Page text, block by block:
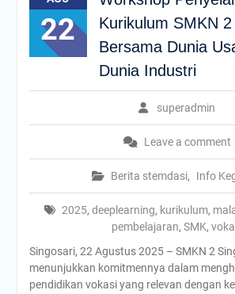
22
Kurikulum SMKN
Bersama Dunia
Dunia Industri
superadmin
Leave a comment
Berita stemdasi, Info
2025,deeplearning, kurikulum,
pembelajaran, SMK,
Singosari, 22 Agustus 2025 – SMKN 2
menunjukkan komitmennya dalam
pendidikan vokasi yang relevan dengan